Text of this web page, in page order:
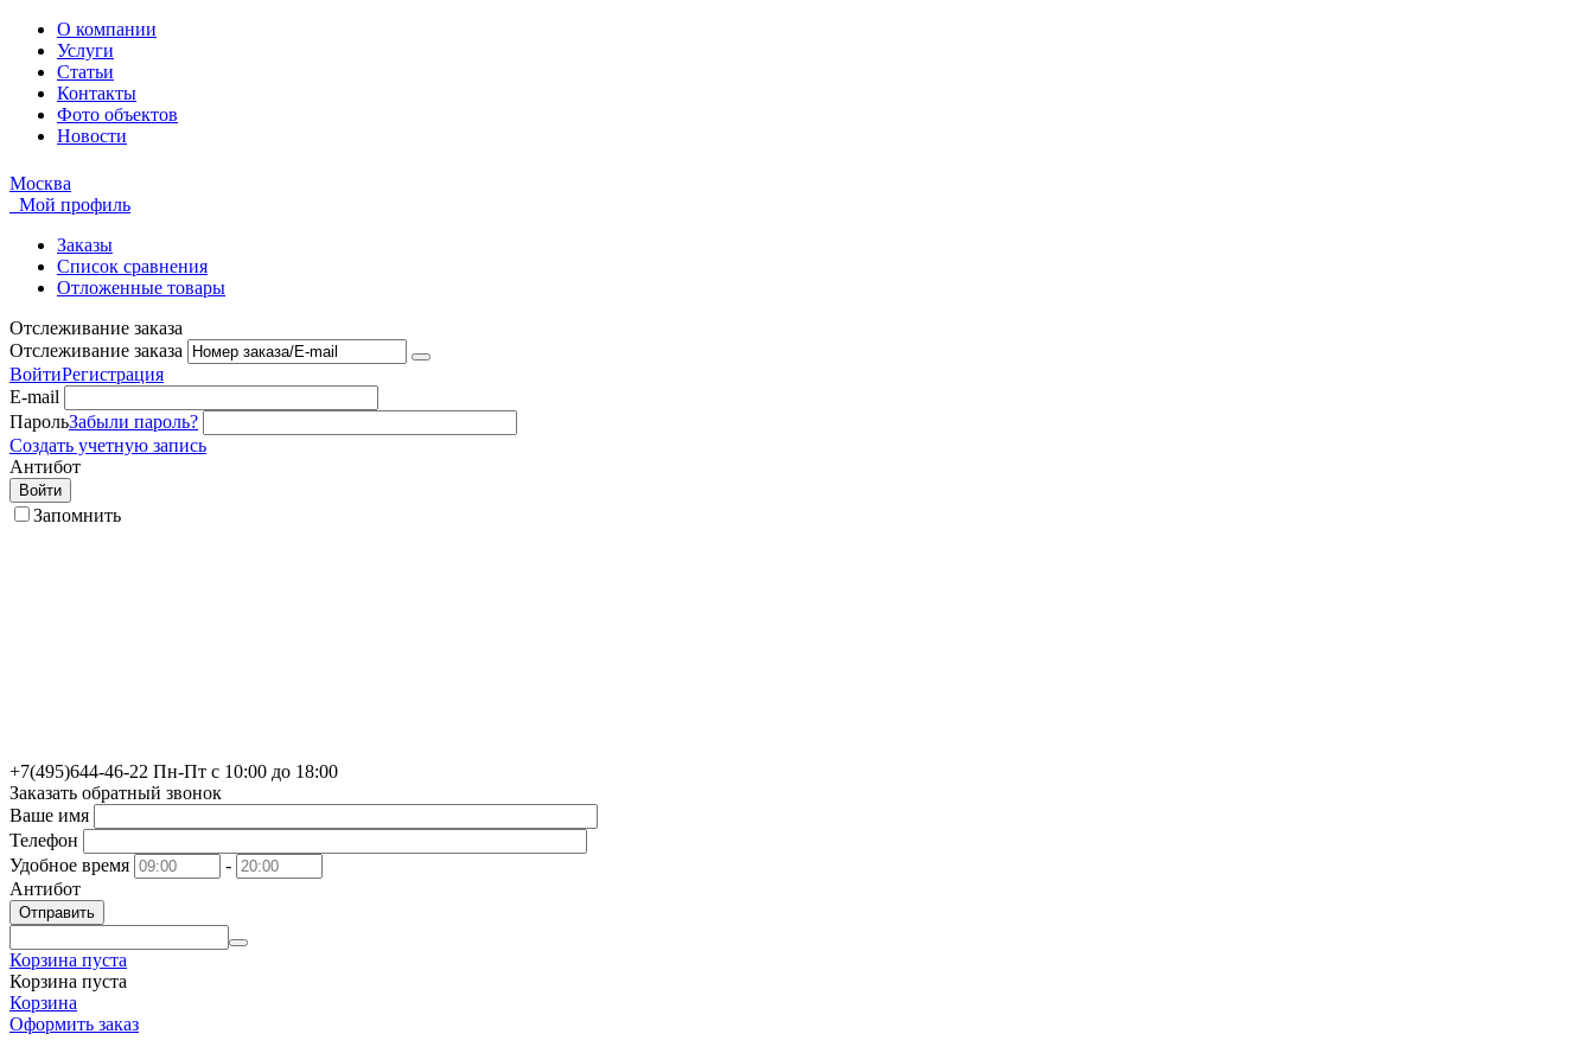
О компании
Услуги
Статьи
Контакты
Фото объектов
Новости
Москва
Мой профиль
Заказы
Список сравнения
Отложенные товары
Отслеживание заказа
Отслеживание заказа
ВойтиРегистрация
E-mail
ПарольЗабыли пароль?
Создать учетную запись
Антибот
Войти
Запомнить
+7(495)644-46-22 Пн-Пт с 10:00 до 18:00
Заказать обратный звонок
Ваше имя
Телефон
Удобное время
-
Антибот
Отправить
Корзина пуста
Корзина пуста
Корзина
Оформить заказ